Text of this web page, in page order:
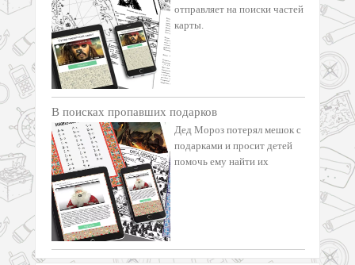
отправляет на поиски частей
карты.
В поисках пропавших подарков
Дед Мороз потерял мешок с
подарками и просит детей
помочь ему найти их